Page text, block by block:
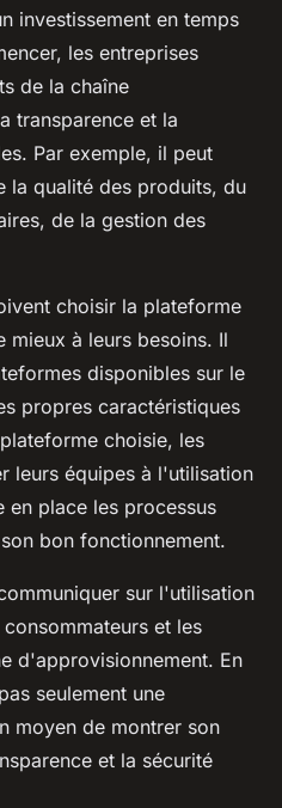
investissement en temps
les entreprises
de la chaîne
transparence et la
Par exemple, il peut
la qualité des produits, du
de la gestion des
choisir la plateforme
à leurs besoins. Il
disponibles sur le
propres caractéristiques
choisie, les
leurs équipes à l'utilisation
place les processus
bon fonctionnement.
sur l'utilisation
et les
d'approvisionnement. En
seulement une
moyen de montrer son
et la sécurité